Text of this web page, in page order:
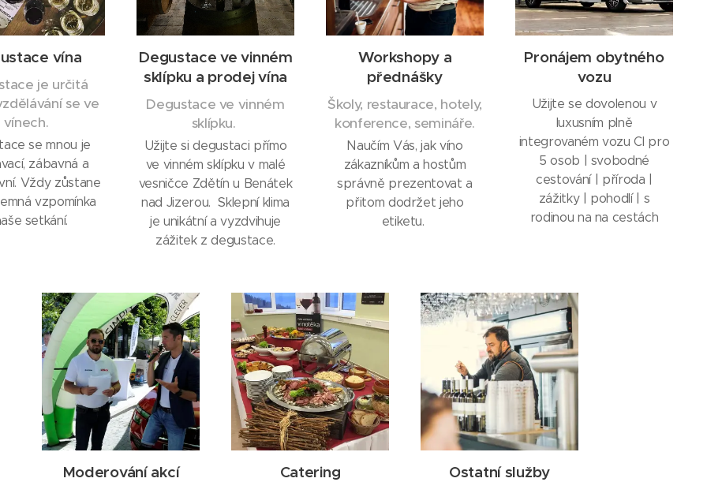
vína
je určitá
se ve
vínech.
se mnou je
zábavná a
Vždy zůstane
vzpomínka
setkání.
Degustace ve vinném
sklípku a prodej vína
Degustace ve vinném
sklípku.
Užijte si degustaci přímo
ve vinném sklípku v malé
vesničce Zdětín u Benátek
nad Jizerou. Sklepní klima
je unikátní a vyzdvihuje
zážitek z degustace.
Workshopy a
přednášky
Školy, restaurace, hotely,
konference, semináře.
Naučím Vás, jak víno
zákazníkům a hostům
správně prezentovat a
přitom dodržet jeho
etiketu.
Pronájem obytného
vozu
Užijte se dovolenou v
luxusním plně
integrovaném vozu CI pro
5 osob | svobodné
cestování | příroda |
zážitky | pohodlí | s
rodinou na na cestách
Moderování akcí Catering Ostatní služby